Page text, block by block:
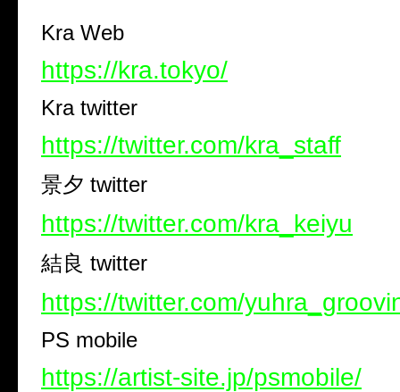
Kra Web
https://kra.tokyo/
Kra twitter
https://twitter.com/kra_staff
景夕 twitter
https://twitter.com/kra_keiyu
結良 twitter
https://twitter.com/
PS mobile
https://artist-site.jp/psmobile/